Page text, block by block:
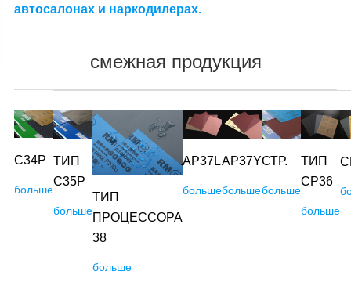
автосалонах и наркодилерах.
смежная продукция
C34P
больше
ТИП
C35P
больше
ТИП
ПРОЦЕССОРА
38
больше
AP37L
больше
AP37Y
больше
СТР.
больше
ТИП
CP36
больше